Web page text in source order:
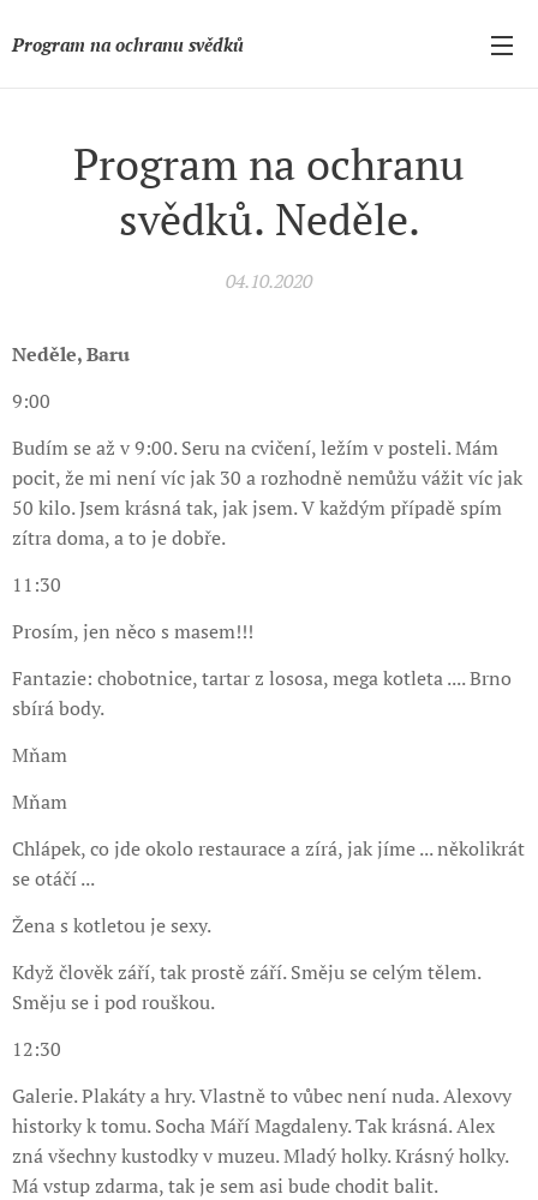
Program na ochranu svědků
Program na ochranu
svědků. Neděle.
04.10.2020
Neděle, Baru
9:00
Budím se až v 9:00. Seru na cvičení, ležím v posteli. Mám
pocit, že mi není víc jak 30 a rozhodně nemůžu vážit víc jak
50 kilo. Jsem krásná tak, jak jsem. V každým případě spím
zítra doma, a to je dobře.
11:30
Prosím, jen něco s masem!!!
Fantazie: chobotnice, tartar z lososa, mega kotleta .... Brno
sbírá body.
Mňam
Mňam
Chlápek, co jde okolo restaurace a zírá, jak jíme ... několikrát
se otáčí ...
Žena s kotletou je sexy.
Když člověk září, tak prostě září. Směju se celým tělem.
Směju se i pod rouškou.
12:30
Galerie. Plakáty a hry. Vlastně to vůbec není nuda. Alexovy
historky k tomu. Socha Máří Magdaleny. Tak krásná. Alex
zná všechny kustodky v muzeu. Mladý holky. Krásný holky.
Má vstup zdarma, tak je sem asi bude chodit balit.